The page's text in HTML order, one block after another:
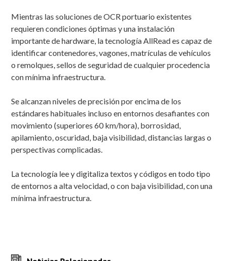
Mientras las soluciones de OCR portuario existentes
requieren condiciones óptimas y una instalación
importante de hardware, la tecnología AllRead es capaz de
identificar contenedores, vagones, matrículas de vehículos
o remolques, sellos de seguridad de cualquier procedencia
con mínima infraestructura.
Se alcanzan niveles de precisión por encima de los
estándares habituales incluso en entornos desafiantes con
movimiento (superiores 60 km/hora), borrosidad,
apilamiento, oscuridad, baja visibilidad, distancias largas o
perspectivas complicadas.
La tecnología lee y digitaliza textos y códigos en todo tipo
de entornos a alta velocidad, o con baja visibilidad, con una
mínima infraestructura.